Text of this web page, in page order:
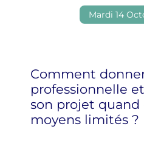
Mardi 14
Comment
professionnelle
son projet quand
moyens limités ?